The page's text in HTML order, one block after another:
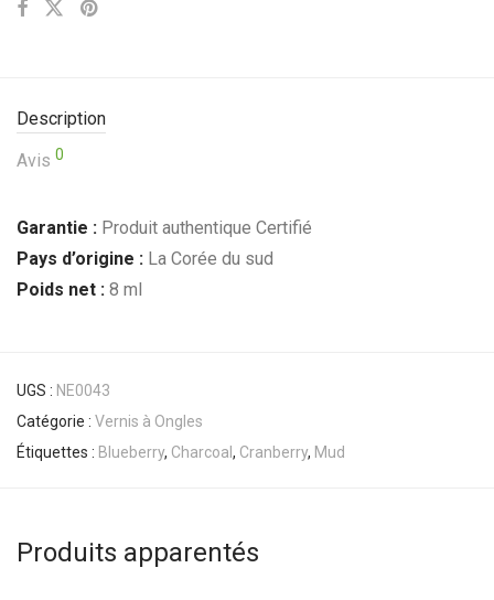
Description
Avis 0
Garantie : Produit authentique Certifié
Pays d’origine : La Corée du sud
Poids net : 8 ml
UGS : NE0043
Catégorie : Vernis à Ongles
Étiquettes : Blueberry, Charcoal , Cranberry, Mud
Produits apparentés